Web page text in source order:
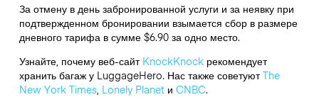
За отмену в день забронированной услуги и за неявку при
подтвержденном бронировании взымается сбор в размере
дневного тарифа в сумме $6.90 за одно место.
Узнайте, почему веб-сайт KnockKnockрекомендует
хранить багаж у LuggageHero. Нас также советуютThe
New York Times, Lonely Planetи CNBC.